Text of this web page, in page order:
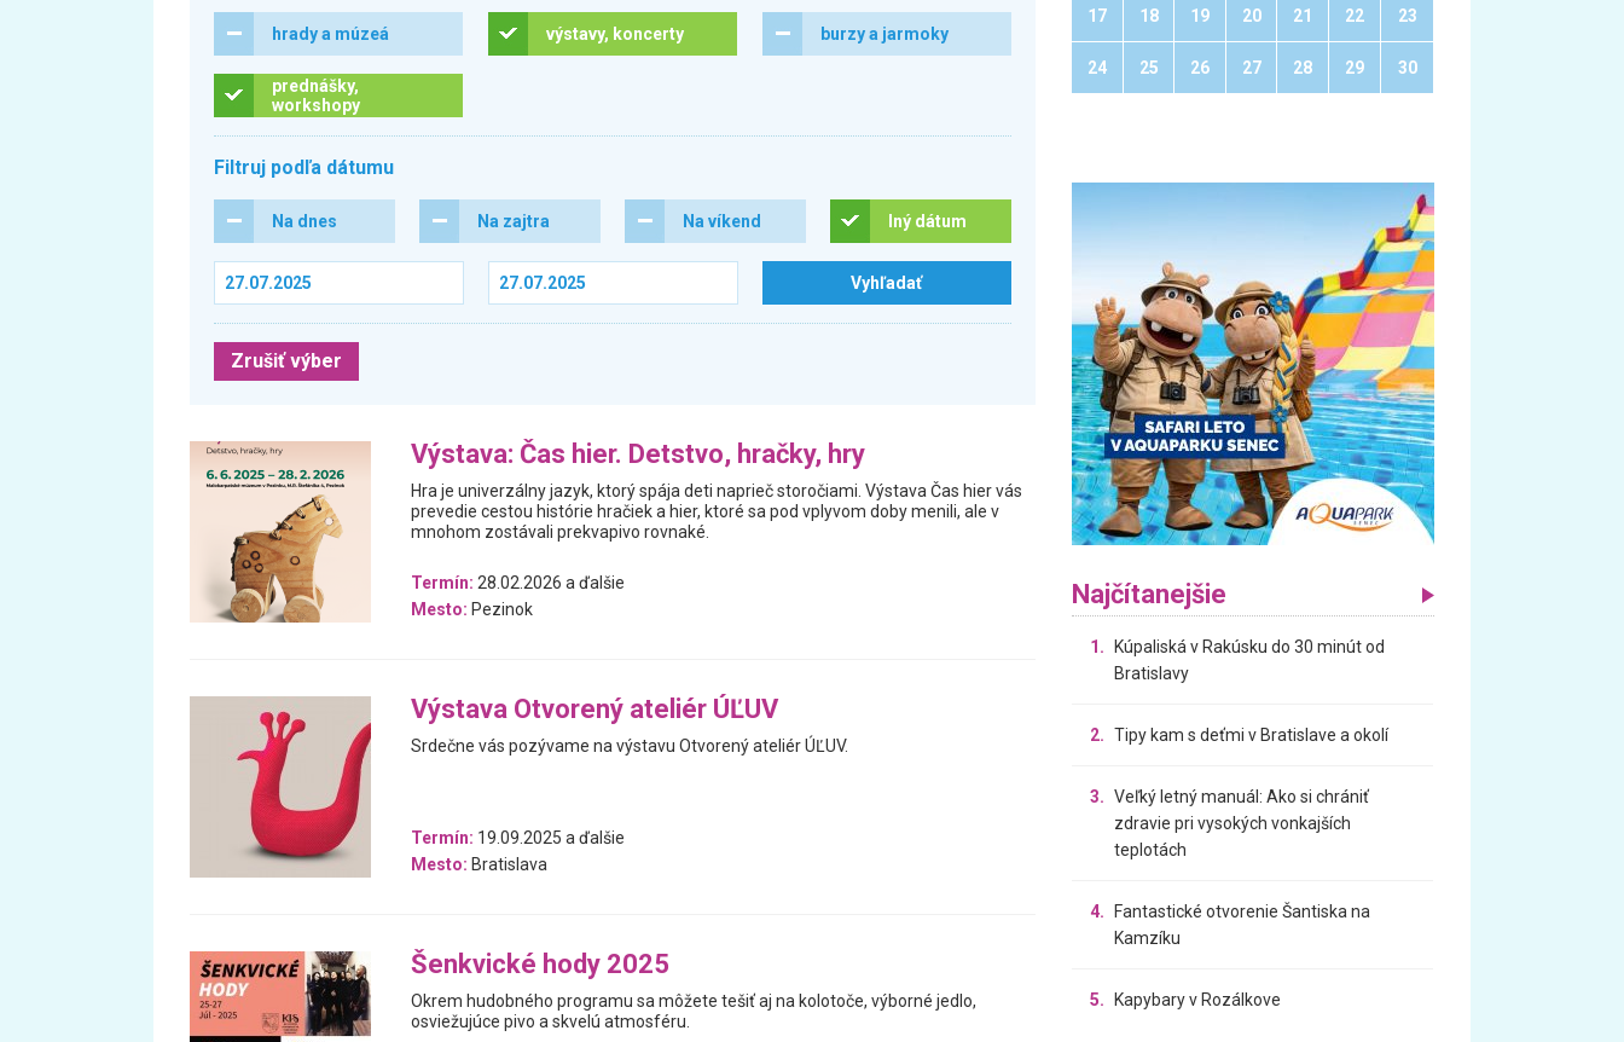
hrady a múzeá výstavy, koncerty burzy a jarmoky
prednášky,
workshopy
Filtruj podľa dátumu
Na dnes Na zajtra Na víkend Iný dátum
Zrušiť výber
Výstava: Čas hier. Detstvo, hračky, hry
Hra je univerzálny jazyk, ktorý spája deti naprieč storočiami. Výstava Čas hier vás
prevedie cestou histórie hračiek a hier, ktoré sa pod vplyvom doby menili, ale v
mnohom zostávali prekvapivo rovnaké.
Termín: 28.02.2026 a ďalšie
Mesto: Pezinok
Výstava Otvorený ateliér ÚĽUV
Srdečne vás pozývame na výstavu Otvorený ateliér ÚĽUV.
Termín: 19.09.2025 a ďalšie
Mesto: Bratislava
Šenkvické hody 2025
Okrem hudobného programu sa môžete tešiť aj na kolotoče, výborné jedlo,
osviežujúce pivo a skvelú atmosféru.
17 18 19 20 21 22 23
24 25 26 27 28 29 30
Najčítanejšie
1.
Kúpaliská v Rakúsku do 30 minút od
Bratislavy
2. Tipy kam s deťmi v Bratislave a okolí
3. Veľký letný manuál: Ako si chrániť
zdravie pri vysokých vonkajších
teplotách
4.
Fantastické otvorenie Šantiska na
Kamzíku
5. Kapybary v Rozálkove